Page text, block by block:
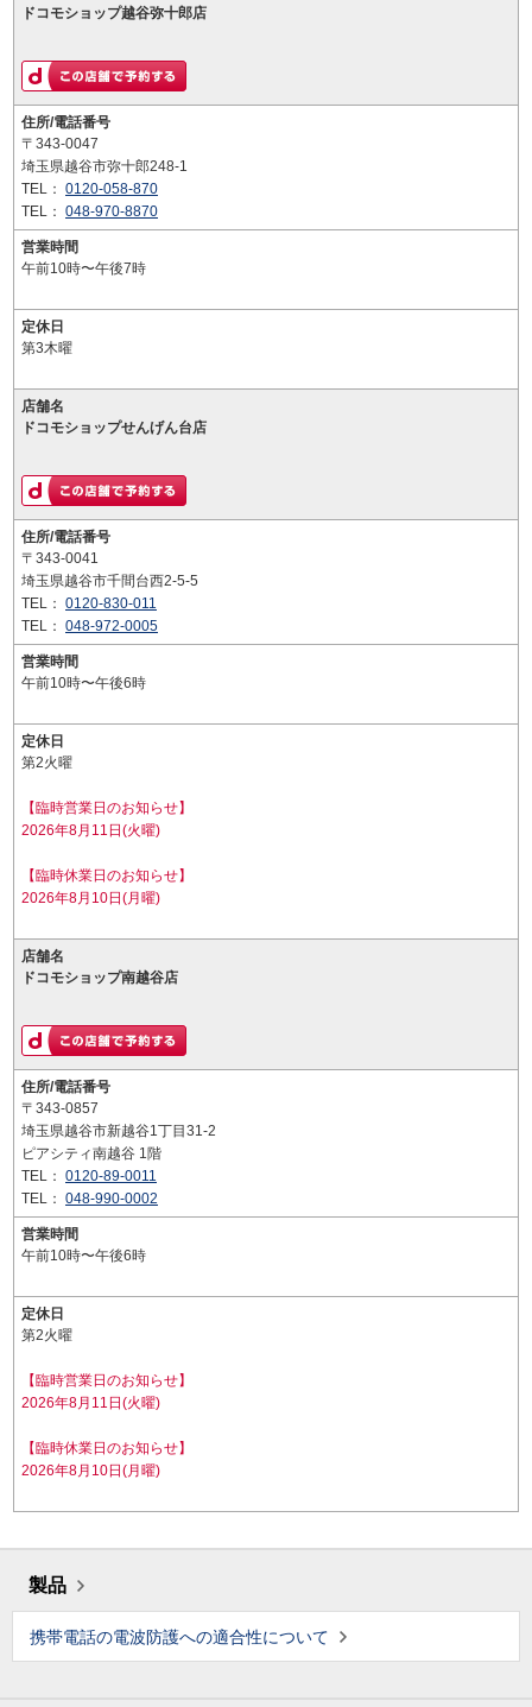
ドコモショップ越谷弥十郎店
住所/電話番号
〒343-0047
埼玉県越谷市弥十郎248-1
TEL： 0120-058-870
TEL： 048-970-8870
営業時間
午前10時〜午後7時
定休日
第3木曜
店舗名
ドコモショップせんげん台店
住所/電話番号
〒343-0041
埼玉県越谷市千間台西2-5-5
TEL： 0120-830-011
TEL： 048-972-0005
営業時間
午前10時〜午後6時
定休日
第2火曜
【臨時営業日のお知らせ】
2026年8月11日(火曜)
【臨時休業日のお知らせ】
2026年8月10日(月曜)
店舗名
ドコモショップ南越谷店
住所/電話番号
〒343-0857
埼玉県越谷市新越谷1丁目31-2
ピアシティ南越谷 1階
TEL： 0120-89-0011
TEL： 048-990-0002
営業時間
午前10時〜午後6時
定休日
第2火曜
【臨時営業日のお知らせ】
2026年8月11日(火曜)
【臨時休業日のお知らせ】
2026年8月10日(月曜)
製品
携帯電話の電波防護への適合性について